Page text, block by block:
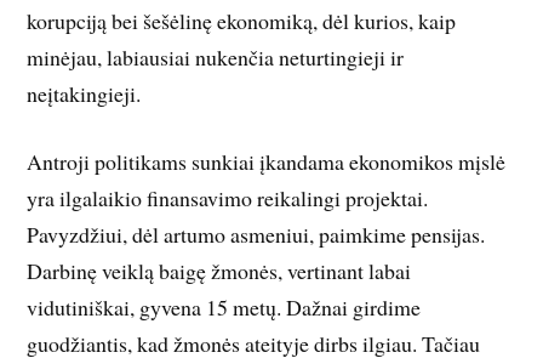
korupciją bei šešėlinę ekonomiką, dėl kurios, kaip
minėjau, labiausiai nukenčia neturtingieji ir
neįtakingieji.
Antroji politikams sunkiai įkandama ekonomikos mįslė
yra ilgalaikio finansavimo reikalingi projektai.
Pavyzdžiui, dėl artumo asmeniui, paimkime pensijas.
Darbinę veiklą baigę žmonės, vertinant labai
vidutiniškai, gyvena 15 metų. Dažnai girdime
guodžiantis, kad žmonės ateityje dirbs ilgiau. Tačiau